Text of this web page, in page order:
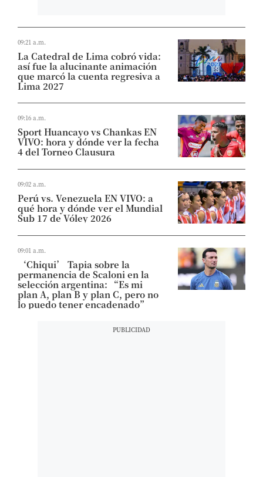
09:21 a.m.
La Catedral de Lima cobró vida:
así fue la alucinante animación
que marcó la cuenta regresiva a
Lima 2027
09:16 a.m.
Sport Huancayo vs Chankas EN
VIVO: hora y dónde ver la fecha
4 del Torneo Clausura
09:02 a.m.
Perú vs. Venezuela EN VIVO: a
qué hora y dónde ver el Mundial
Sub 17 de Vóley 2026
09:01 a.m.
‘Chiqui’ Tapia sobre la
permanencia de Scaloni en la
selección argentina: “Es mi
plan A, plan B y plan C, pero no
lo puedo tener encadenado”